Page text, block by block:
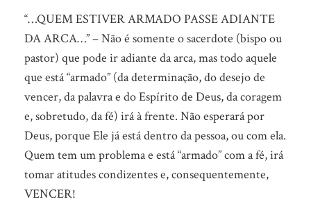
“…QUEM ESTIVER ARMADO PASSE ADIANTE
DA ARCA…” – Não é somente o sacerdote (bispo ou
pastor) que pode ir adiante da arca, mas todo aquele
que está “armado” (da determinação, do desejo de
vencer, da palavra e do Espírito de Deus, da coragem
e, sobretudo, da fé) irá à frente. Não esperará por
Deus, porque Ele já está dentro da pessoa, ou com ela.
Quem tem um problema e está “armado” com a fé, irá
tomar atitudes condizentes e, consequentemente,
VENCER!